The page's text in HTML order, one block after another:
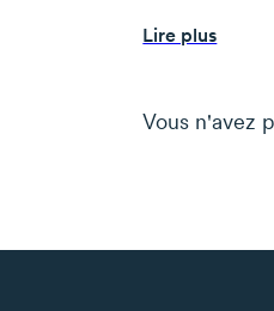
généralement
Lire plus
Vous n'avez